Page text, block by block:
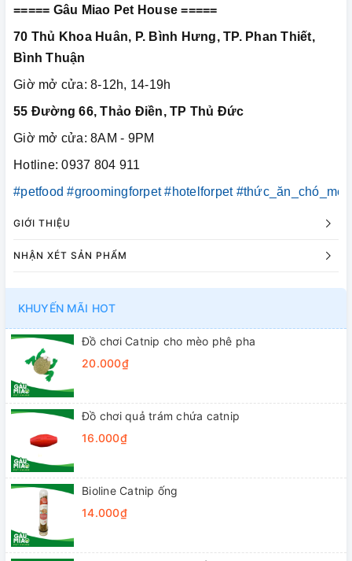
===== Gâu Miao Pet House =====
70 Thủ Khoa Huân, P. Bình Hưng, TP. Phan Thiết,
Bình Thuận
Giờ mở cửa: 8-12h, 14-19h
55 Đường 66, Thảo Điền, TP Thủ Đức
Giờ mở cửa: 8AM - 9PM
Hotline: 0937 804 911
#petfood #groomingforpet #hotelforpet #thức_ăn_chó_mèo
GIỚI THIỆU
NHẬN XÉT SẢN PHẨM
KHUYẾN MÃI HOT
Đồ chơi Catnip cho mèo phê pha
20.000₫
Đồ chơi quả trám chứa catnip
16.000₫
Bioline Catnip ống
14.000₫